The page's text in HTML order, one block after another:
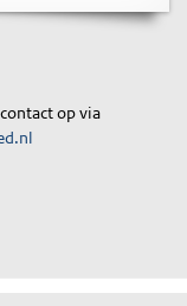
op via